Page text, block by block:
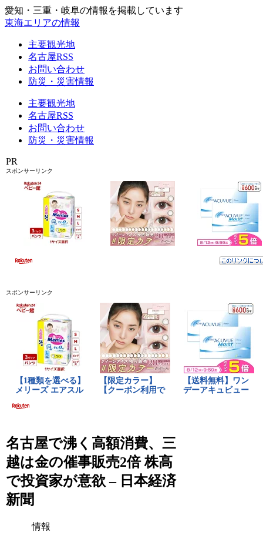
愛知・三重・岐阜の情報を掲載しています
東海エリアの情報
主要観光地
名古屋RSS
お問い合わせ
防災・災害情報
主要観光地
名古屋RSS
お問い合わせ
防災・災害情報
PR
スポンサーリンク
スポンサーリンク
名古屋で沸く高額消費、三
越は金の催事販売2倍 株高
で投資家が意欲 – 日本経済
新聞
情報